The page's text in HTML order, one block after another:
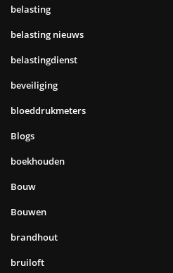
belasting
belasting nieuws
belastingdienst
beveiliging
bloeddrukmeters
Blogs
boekhouden
Bouw
Bouwen
brandhout
bruiloft